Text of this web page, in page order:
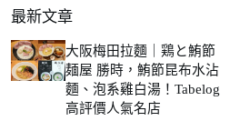
分
類
最新文章
大阪梅田拉麵｜鶏と鮪節
麺屋 勝時，鮪節昆布水沾
麵、泡系雞白湯！Tabelog
高評價人氣名店